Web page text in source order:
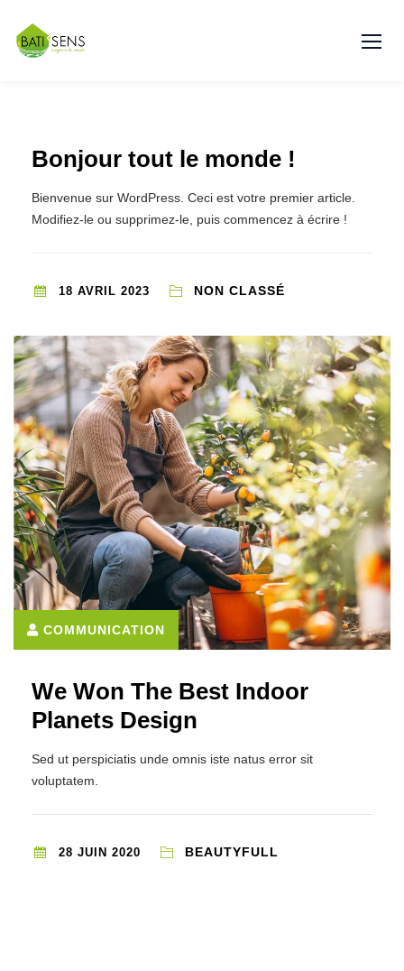
content
Bonjour tout le monde !
Bienvenue sur WordPress. Ceci est votre premier article.
Modifiez-le ou supprimez-le, puis commencez à écrire !
18 AVRIL 2023 NON CLASSÉ
COMMUNICATION
We Won The Best Indoor
Planets Design
Sed ut perspiciatis unde omnis iste natus error sit
voluptatem.
28 JUIN 2020 BEAUTYFULL